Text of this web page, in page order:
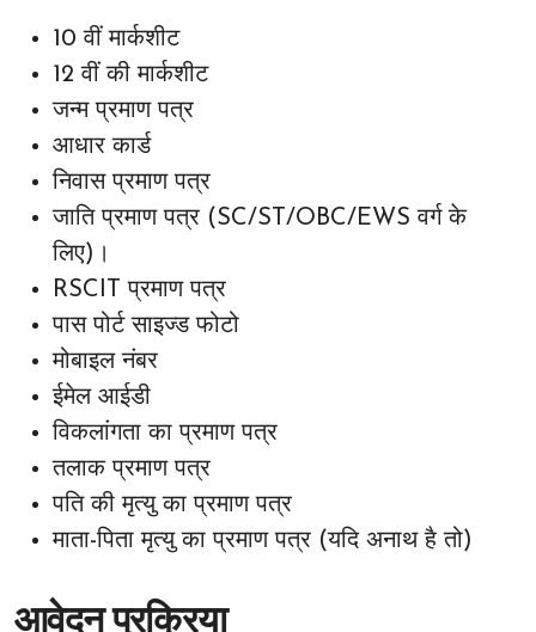
10 वीं मार्कशीट
12 वीं की मार्कशीट
जन्म प्रमाण पत्र
आधार कार्ड
निवास प्रमाण पत्र
जाति प्रमाण पत्र (SC/ST/OBC/EWS वर्ग के
लिए)।
RSCIT प्रमाण पत्र
पास पोर्ट साइज्ड फोटो
मोबाइल नंबर
ईमेल आईडी
विकलांगता का प्रमाण पत्र
तलाक प्रमाण पत्र
पति की मृत्यु का प्रमाण पत्र
माता-पिता मृत्यु का प्रमाण पत्र (यदि अनाथ है तो)
आवेदन प्रक्रिया